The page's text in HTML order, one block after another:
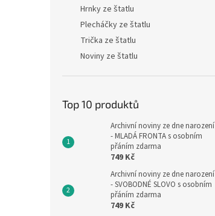
Hrnky ze štatlu
Plecháčky ze štatlu
Trička ze štatlu
Noviny ze štatlu
Top 10 produktů
Archivní noviny ze dne narození
- MLADÁ FRONTA s osobním
přáním zdarma
749 Kč
Archivní noviny ze dne narození
- SVOBODNÉ SLOVO s osobním
přáním zdarma
749 Kč